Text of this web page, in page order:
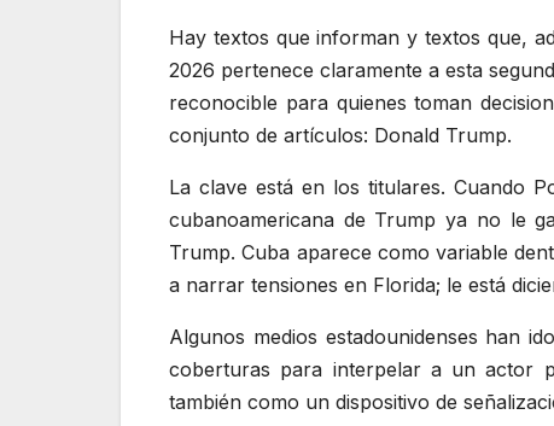
Hay textos que informan y textos que,
2026 pertenece claramente a esta
reconocible para quienes toman
conjunto de artículos: Donald Trump.
La clave está en los titulares. Cuando
cubanoamericana de Trump ya no le
Trump. Cuba aparece como variable
a narrar tensiones en Florida; le está
Algunos medios estadounidenses han
coberturas para interpelar a un actor
también como un dispositivo de